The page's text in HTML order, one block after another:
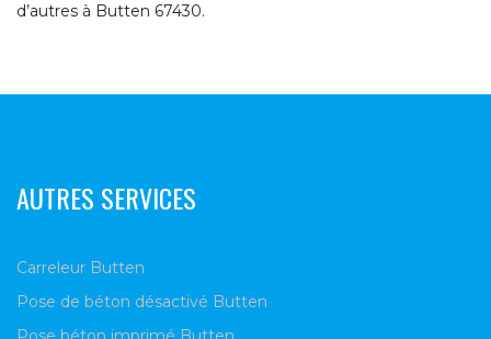
d’autres à Butten 67430.
AUTRES SERVICES
Carreleur Butten
Pose de béton désactivé Butten